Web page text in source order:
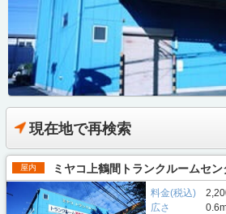
現在地で再検索
屋内 ミヤコ上鶴間トランクルームセン
料金(税込)
広さ